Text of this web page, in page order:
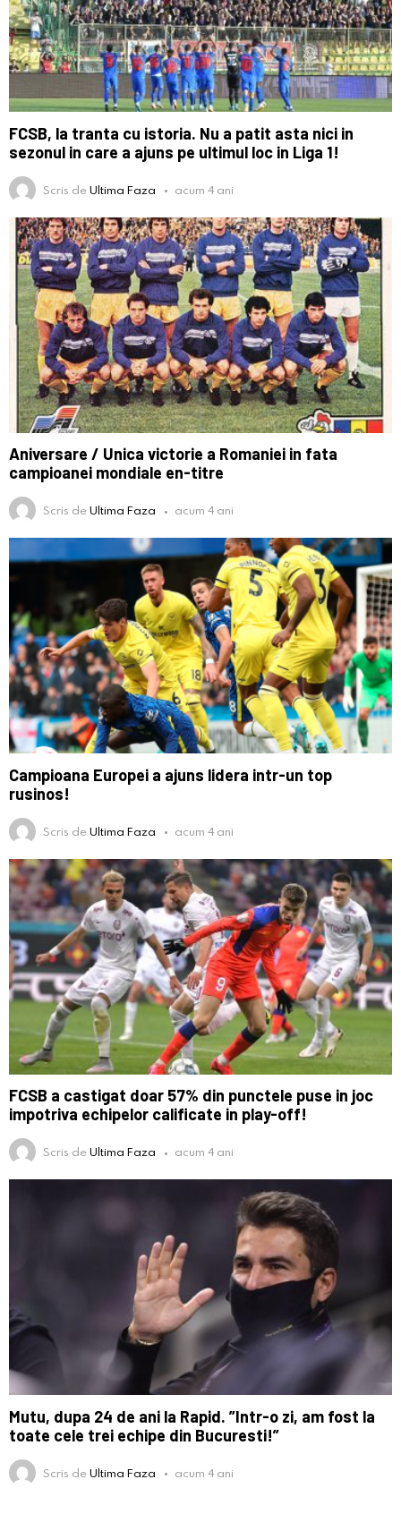
FCSB, la tranta cu istoria. Nu a patit asta nici in
sezonul in care a ajuns pe ultimul loc in Liga 1!
Scris deUltima Faza acum 4 ani
Aniversare / Unica victorie a Romaniei in fata
campioanei mondiale en-titre
Scris deUltima Faza acum 4 ani
Campioana Europei a ajuns lidera intr-un top
rusinos!
Scris deUltima Faza acum 4 ani
FCSB a castigat doar 57% din punctele puse in joc
impotriva echipelor calificate in play-off!
Scris deUltima Faza acum 4 ani
Mutu, dupa 24 de ani la Rapid. ”Intr-o zi, am fost la
toate cele trei echipe din Bucuresti!”
Scris deUltima Faza acum 4 ani